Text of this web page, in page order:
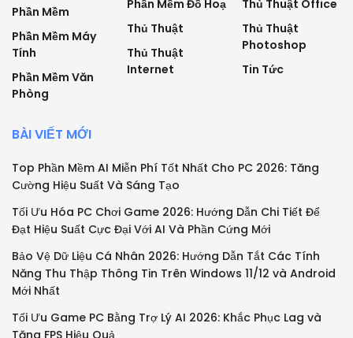
Phần Mềm
Phần Mềm Máy
Tính
Phần Mềm Văn
Phòng
Phần Mềm Đồ Hoạ
Thủ Thuật
Thủ Thuật
Internet
Thủ Thuật Office
Thủ Thuật
Photoshop
Tin Tức
BÀI VIẾT MỚI
Top Phần Mềm AI Miễn Phí Tốt Nhất Cho PC 2026: Tăng
Cường Hiệu Suất Và Sáng Tạo
Tối Ưu Hóa PC Chơi Game 2026: Hướng Dẫn Chi Tiết Để
Đạt Hiệu Suất Cực Đại Với AI Và Phần Cứng Mới
Bảo Vệ Dữ Liệu Cá Nhân 2026: Hướng Dẫn Tắt Các Tính
Năng Thu Thập Thông Tin Trên Windows 11/12 và Android
Mới Nhất
Tối Ưu Game PC Bằng Trợ Lý AI 2026: Khắc Phục Lag và
Tăng FPS Hiệu Quả